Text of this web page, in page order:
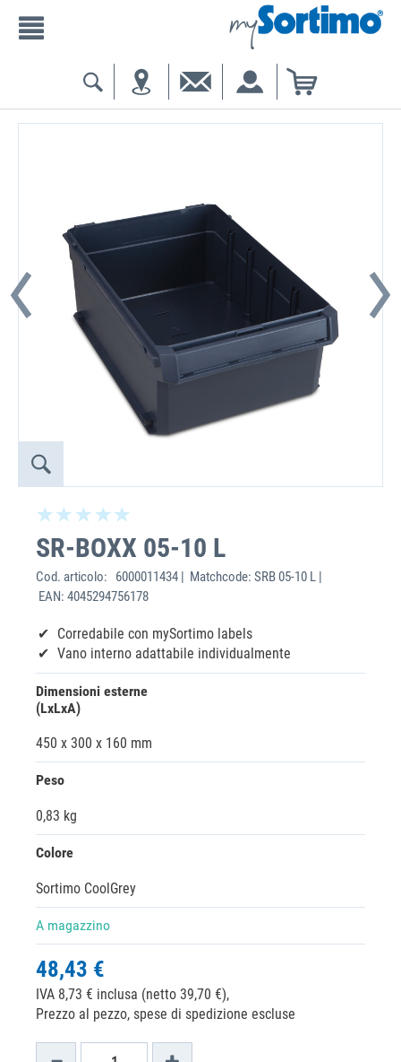
SR-BOXX 05-10 L
Cod. articolo:
6000011434 | Matchcode: SRB 05-10 L |
EAN: 4045294756178
‌Corredabile con mySortimo labels
Vano interno adattabile individualmente
Dimensioni esterne
(LxLxA)
450 x 300 x 160 mm
Peso
0,83 kg
Colore
Sortimo CoolGrey
A magazzino
48,43 €
IVA 8,73 € inclusa (netto 39,70 €),
Prezzo al pezzo, spese di spedizione escluse